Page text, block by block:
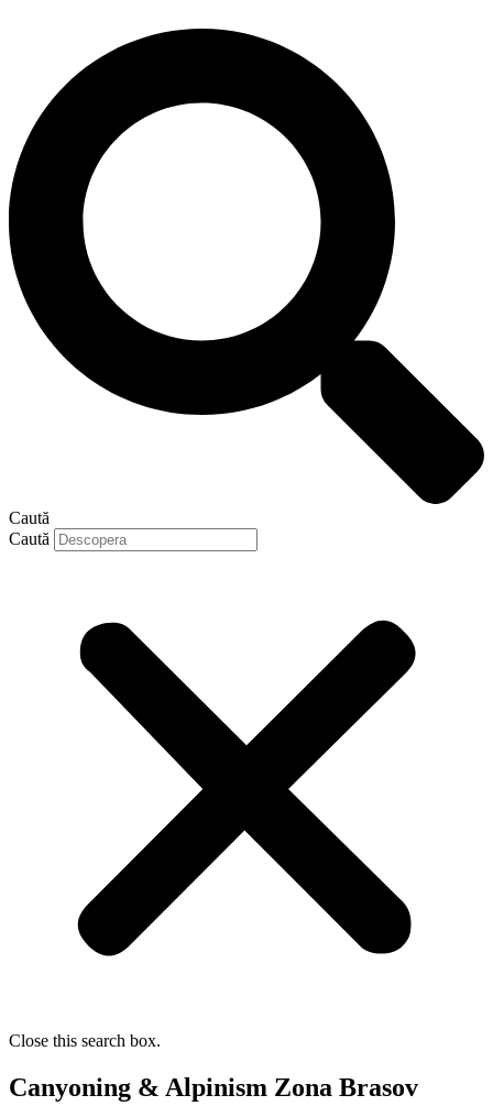
Caută
Caută
Close this search box.
Canyoning & Alpinism Zona Brasov